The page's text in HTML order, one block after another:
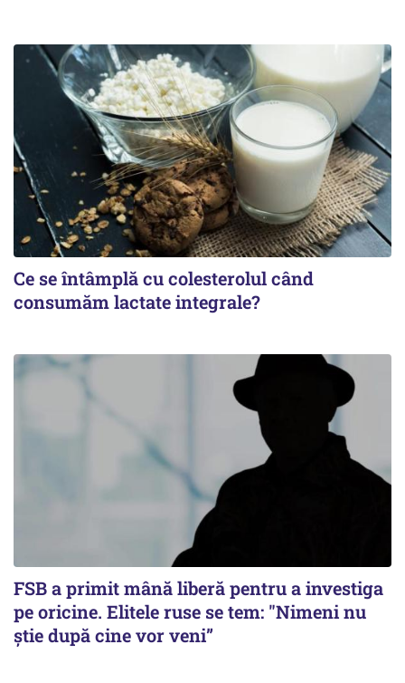
Ce se întâmplă cu colesterolul când
consumăm lactate integrale?
FSB a primit mână liberă pentru a investiga
pe oricine. Elitele ruse se tem: "Nimeni nu
știe după cine vor veni”